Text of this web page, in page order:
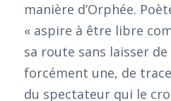
manière d’Orphée.
« aspire à être libre
sa route sans laisser
forcément une, de
du spectateur qui le